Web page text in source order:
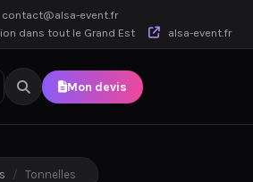
contact@alsa-event.fr
dans tout le Grand Est
alsa-event.fr
Mon devis
/ Tonnelles